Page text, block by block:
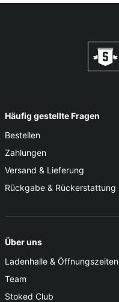
Häufig gestellte Fragen
Bestellen
Zahlungen
Versand & Lieferung
Rückgabe & Rückerstattung
Über uns
Ladenhalle & Öffnungszeiten
Team
Stoked Club